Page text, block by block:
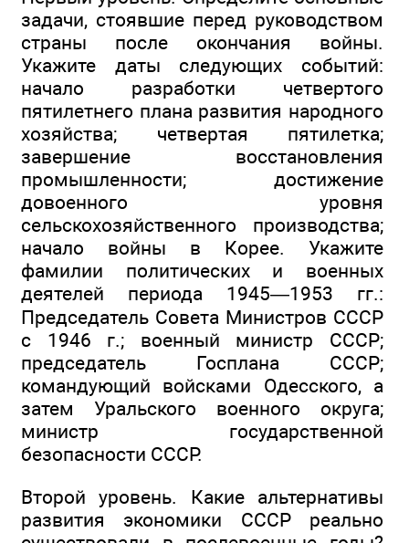
задачи, стоявшие перед руководством
страны после окончания войны.
Укажите даты следующих событий:
начало разработки четвертого
пятилетнего плана развития народного
хозяйства; четвертая пятилетка;
завершение восстановления
промышленности; достижение
довоенного уровня
сельскохозяйственного производства;
начало войны в Корее. Укажите
фамилии политических и военных
деятелей периода 1945—1953 гг.:
Председатель Совета Министров СССР
с 1946 г.; военный министр СССР;
председатель Госплана СССР;
командующий войсками Одесского, а
затем Уральского военного округа;
министр государственной
безопасности СССР.
Второй уровень. Какие альтернативы
развития экономики СССР реально